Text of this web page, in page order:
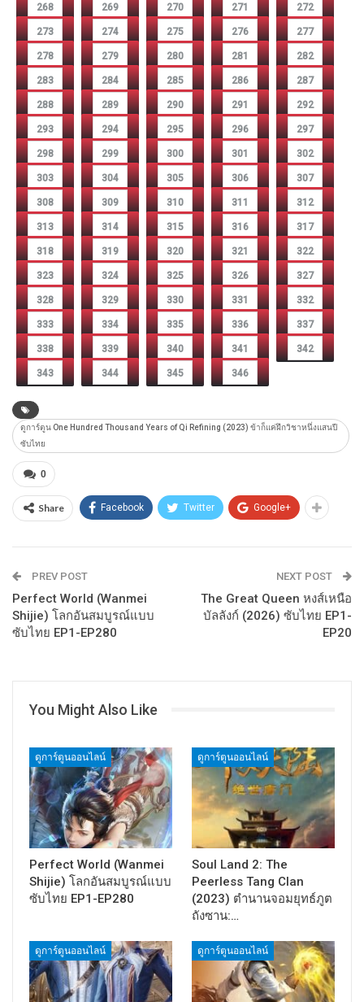
268 269 270 271 272
273 274 275 276 277
278 279 280 281 282
283 284 285 286 287
288 289 290 291 292
293 294 295 296 297
298 299 300 301 302
303 304 305 306 307
308 309 310 311 312
313 314 315 316 317
318 319 320 321 322
323 324 325 326 327
328 329 330 331 332
333 334 335 336 337
338 339 340 341 342
343 344 345 346
ดูการ์ตูน One Hundred Thousand Years of Qi Refining (2023) ข้าก็แค่ฝึกวิชาหนึ่งแสนปี
ซับไทย
0
Share Facebook Twitter Google+
PREV POST
Perfect World (Wanmei
Shijie) โลกอันสมบูรณ์แบบ
ซับไทย EP1-EP280
NEXT POST
The Great Queen หงส์เหนือ
บัลลังก์ (2026) ซับไทย EP1-
EP20
You Might Also Like
ดูการ์ตูนออนไลน์
Perfect World (Wanmei
Shijie) โลกอันสมบูรณ์แบบ
ซับไทย EP1-EP280
ดูการ์ตูนออนไลน์
Soul Land 2: The
Peerless Tang Clan
(2023) ตำนานจอมยุทธ์ภูต
ถังซาน:…
ดูการ์ตูนออนไลน์ ดูการ์ตูนออนไลน์